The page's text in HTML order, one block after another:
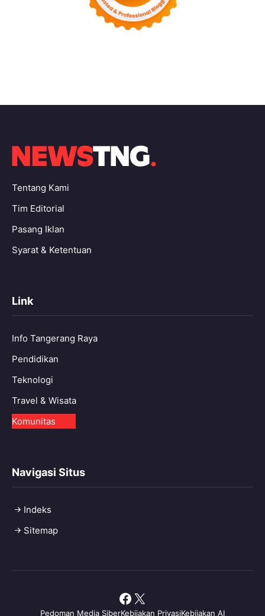
Tentang Kami
Tim Editorial
Pasang Iklan
Syarat & Ketentuan
Link
Info Tangerang Raya
Pendidikan
Teknologi
Travel & Wisata
Komunitas
Navigasi Situs
Indeks
Sitemap
Pedoman Media SiberKebijakan PrivasiKebijakan AI
Facebook
X